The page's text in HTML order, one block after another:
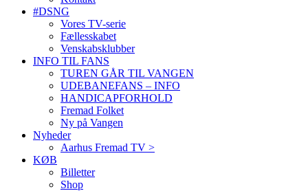
#DSNG
Vores TV-serie
Fællesskabet
Venskabsklubber
INFO TIL FANS
TUREN GÅR TIL VANGEN
UDEBANEFANS – INFO
HANDICAPFORHOLD
Fremad Folket
Ny på Vangen
Nyheder
Aarhus Fremad TV >
KØB
Billetter
Shop